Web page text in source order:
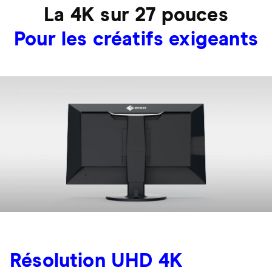
La 4K sur 27 pouces
Pour les créatifs exigeants
Résolution UHD 4K